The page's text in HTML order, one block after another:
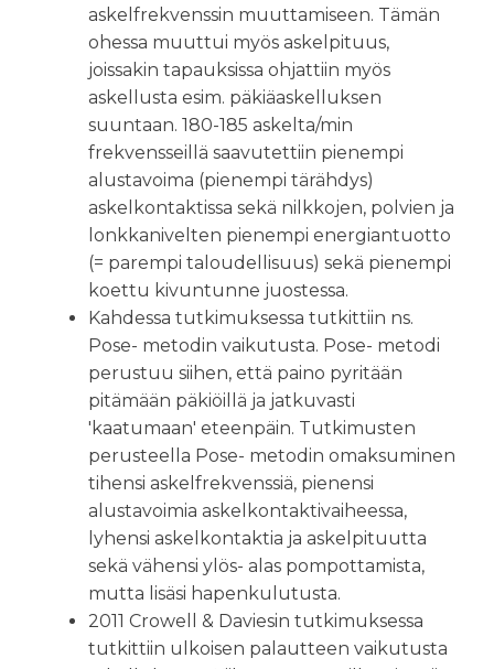
askelfrekvenssin muuttamiseen. Tämän
ohessa muuttui myös askelpituus,
joissakin tapauksissa ohjattiin myös
askellusta esim. päkiäaskelluksen
suuntaan. 180-185 askelta/min
frekvensseillä saavutettiin pienempi
alustavoima (pienempi tärähdys)
askelkontaktissa sekä nilkkojen, polvien ja
lonkkanivelten pienempi energiantuotto
(= parempi taloudellisuus) sekä pienempi
koettu kivuntunne juostessa.
Kahdessa tutkimuksessa tutkittiin ns.
Pose- metodin vaikutusta. Pose- metodi
perustuu siihen, että paino pyritään
pitämään päkiöillä ja jatkuvasti
'kaatumaan' eteenpäin. Tutkimusten
perusteella Pose- metodin omaksuminen
tihensi askelfrekvenssiä, pienensi
alustavoimia askelkontaktivaiheessa,
lyhensi askelkontaktia ja askelpituutta
sekä vähensi ylös- alas pompottamista,
mutta lisäsi hapenkulutusta.
2011 Crowell & Daviesin tutkimuksessa
tutkittiin ulkoisen palautteen vaikutusta